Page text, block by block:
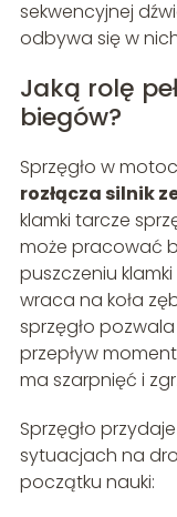
sekwencyjnej
odbywa się w
Jaką rolę
biegów?
Sprzęgło w
rozłącza silnik
klamki tarcze
może pracować
puszczeniu
wraca na koła
sprzęgło
przepływ
ma szarpnięć i
Sprzęgło
sytuacjach na
początku nauki: